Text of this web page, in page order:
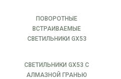
ПОВОРОТНЫЕ
ВСТРАИВАЕМЫЕ
СВЕТИЛЬНИКИ GX53
СВЕТИЛЬНИКИ GX53 С
АЛМАЗНОЙ ГРАНЬЮ